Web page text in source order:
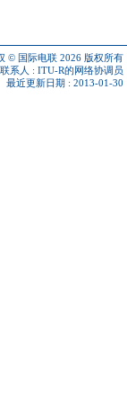
© 国际电联 2026 版权所有
系人 : ITU-R的网络协调员
最近更新日期 : 2013-01-30